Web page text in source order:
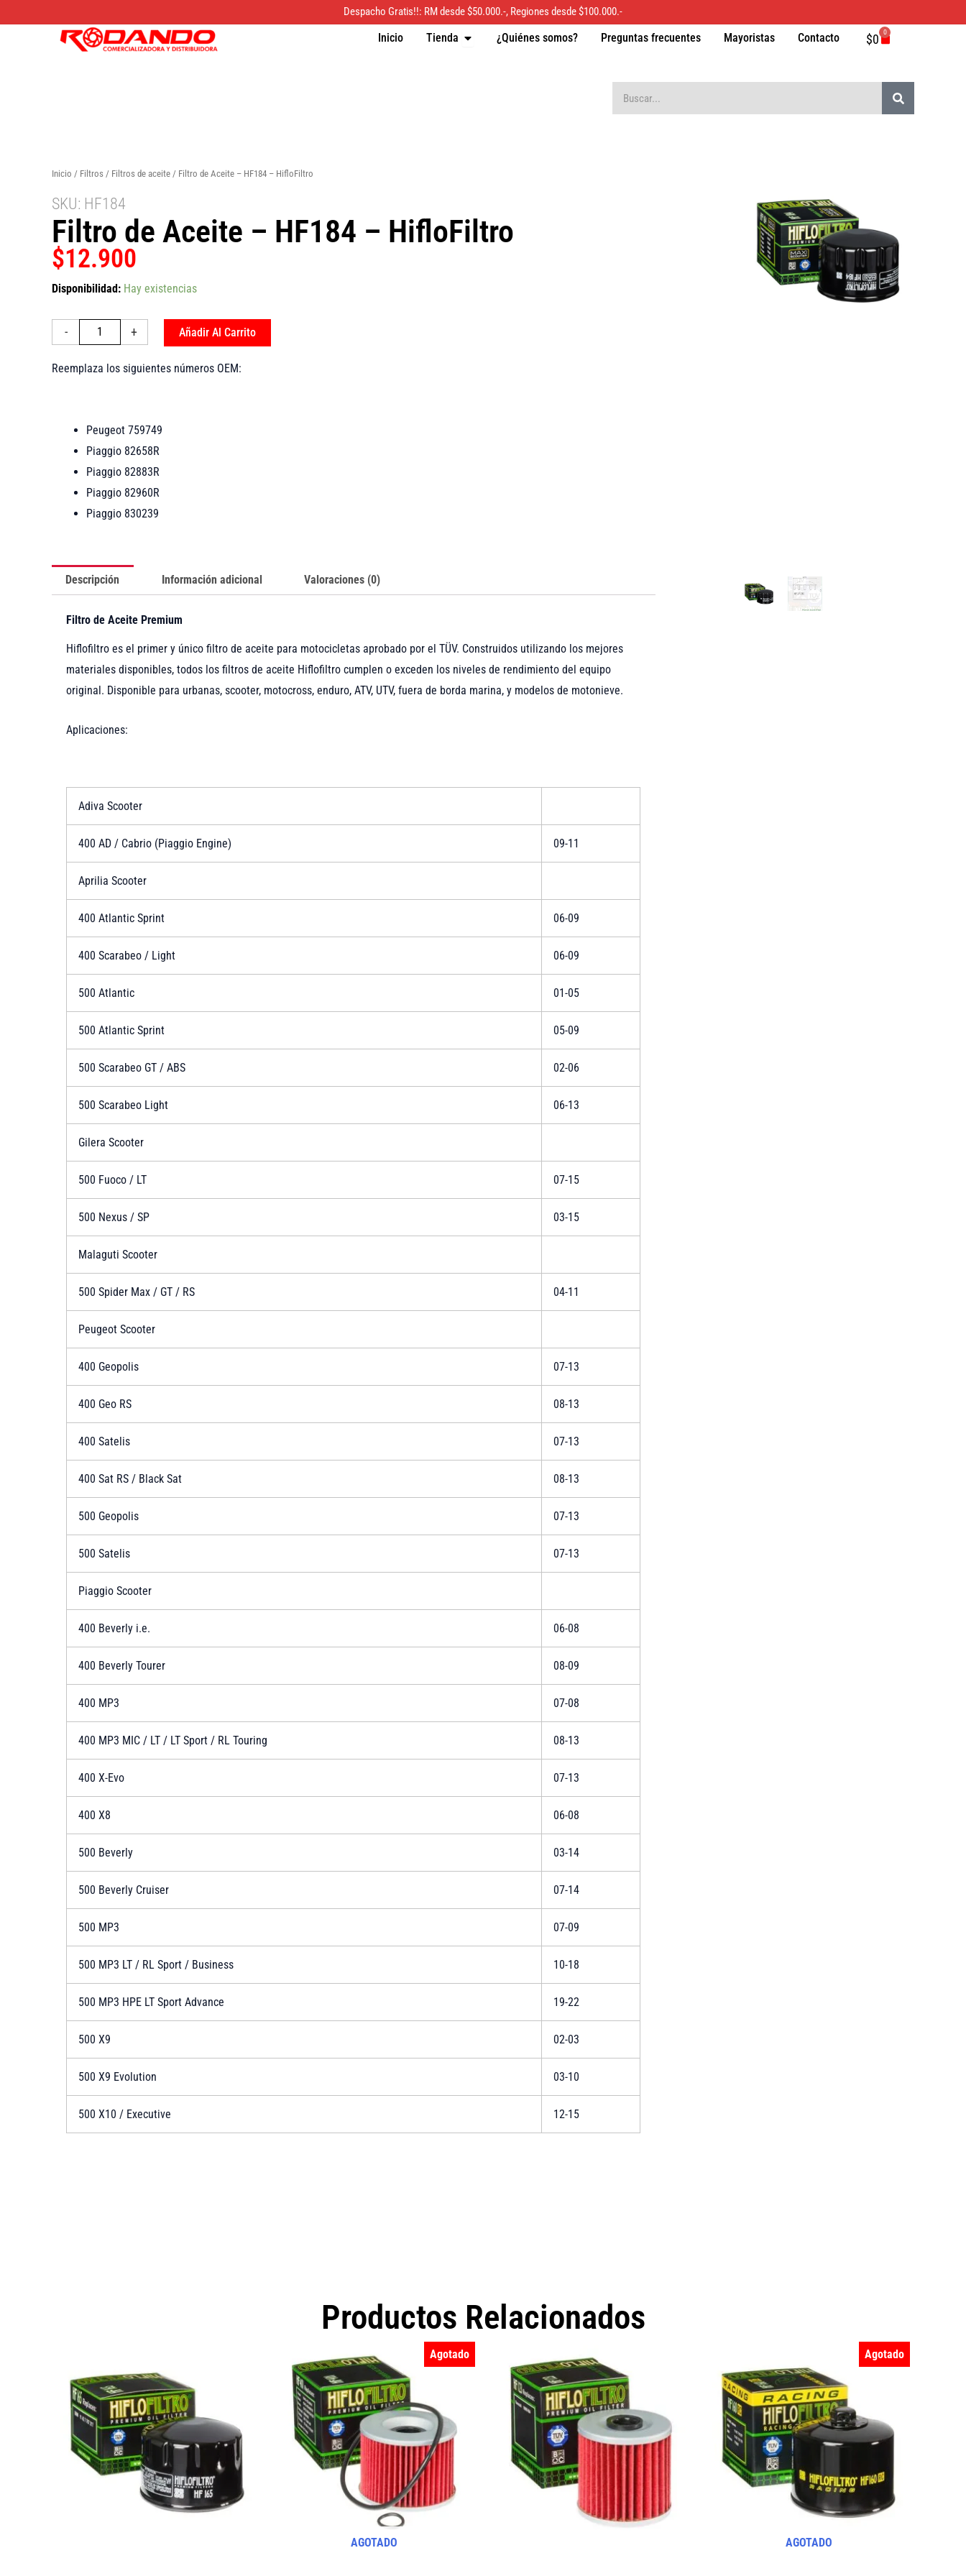
Despacho Gratis!!: RM desde $50.000.-, Regiones desde $100.000.-
Inicio Tienda Open Tienda¿Quiénes somos? Preguntas frecuentes Mayoristas Contacto $0 0
Inicio / Filtros / Filtros de aceite / Filtro de Aceite – HF184 – HifloFiltro
SKU: HF184
Filtro de Aceite – HF184 – HifloFiltro
$12.900
Disponibilidad: Hay existencias
-
Filtro
HF184
HifloFiltro
+ Añadir Al Carrito
Reemplaza los siguientes números OEM:
Peugeot 759749
Piaggio 82658R
Piaggio 82883R
Piaggio 82960R
Piaggio 830239
Descripción Información adicional Valoraciones (0)
Filtro de Aceite Premium
Hiflofiltro es el primer y único filtro de aceite para motocicletas aprobado por el TÜV. Construidos utilizando los mejores
materiales disponibles, todos los filtros de aceite Hiflofiltro cumplen o exceden los niveles de rendimiento del equipo
original. Disponible para urbanas, scooter, motocross, enduro, ATV, UTV, fuera de borda marina, y modelos de motonieve.
Aplicaciones:
Adiva Scooter
400 AD / Cabrio (Piaggio Engine) 09-11
Aprilia Scooter
400 Atlantic Sprint 06-09
400 Scarabeo / Light 06-09
500 Atlantic 01-05
500 Atlantic Sprint 05-09
500 Scarabeo GT / ABS 02-06
500 Scarabeo Light 06-13
Gilera Scooter
500 Fuoco / LT 07-15
500 Nexus / SP 03-15
Malaguti Scooter
500 Spider Max / GT / RS 04-11
Peugeot Scooter
400 Geopolis 07-13
400 Geo RS 08-13
400 Satelis 07-13
400 Sat RS / Black Sat 08-13
500 Geopolis 07-13
500 Satelis 07-13
Piaggio Scooter
400 Beverly i.e. 06-08
400 Beverly Tourer 08-09
400 MP3 07-08
400 MP3 MIC / LT / LT Sport / RL Touring 08-13
400 X-Evo 07-13
400 X8 06-08
500 Beverly 03-14
500 Beverly Cruiser 07-14
500 MP3 07-09
500 MP3 LT / RL Sport / Business 10-18
500 MP3 HPE LT Sport Advance 19-22
500 X9 02-03
500 X9 Evolution 03-10
500 X10 / Executive 12-15
Productos Relacionados
Agotado
AGOTADO
Agotado
AGOTADO